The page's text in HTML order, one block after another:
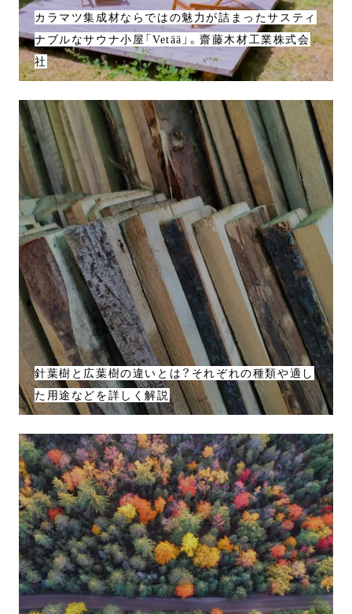
カラマツ集成材ならではの魅力が詰まったサスティ
ナブルなサウナ小屋「Vetää」。齋藤木材工業株式会
社
針葉樹と広葉樹の違いとは？それぞれの種類や適し
た用途などを詳しく解説